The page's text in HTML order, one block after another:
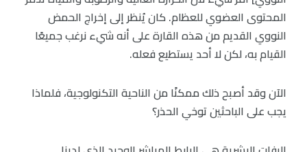
المحتوى العضوي للعظام. كان يُنظر إلى إخراج الحمض
النووي القديم من هذه القارة على أنه شيء نرغب جميعًا
القيام به، لكن لا أحد يستطيع فعله.
الآن وقد أصبح ذلك ممكنًا من الناحية التكنولوجية، فلماذا
يجب على الباحثين توخي الحذر؟